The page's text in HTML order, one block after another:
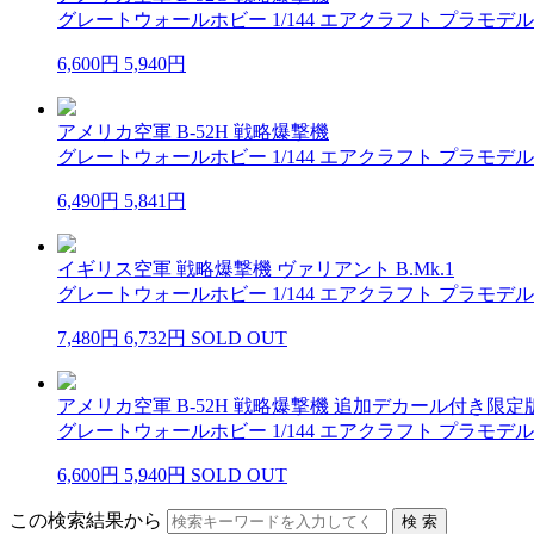
グレートウォールホビー 1/144 エアクラフト プラモデル
6,600円 5,940円
アメリカ空軍 B-52H 戦略爆撃機
グレートウォールホビー 1/144 エアクラフト プラモデル
6,490円 5,841円
イギリス空軍 戦略爆撃機 ヴァリアント B.Mk.1
グレートウォールホビー 1/144 エアクラフト プラモデル
7,480円 6,732円 SOLD OUT
アメリカ空軍 B-52H 戦略爆撃機 追加デカール付き限定
グレートウォールホビー 1/144 エアクラフト プラモデル
6,600円 5,940円 SOLD OUT
この検索結果から